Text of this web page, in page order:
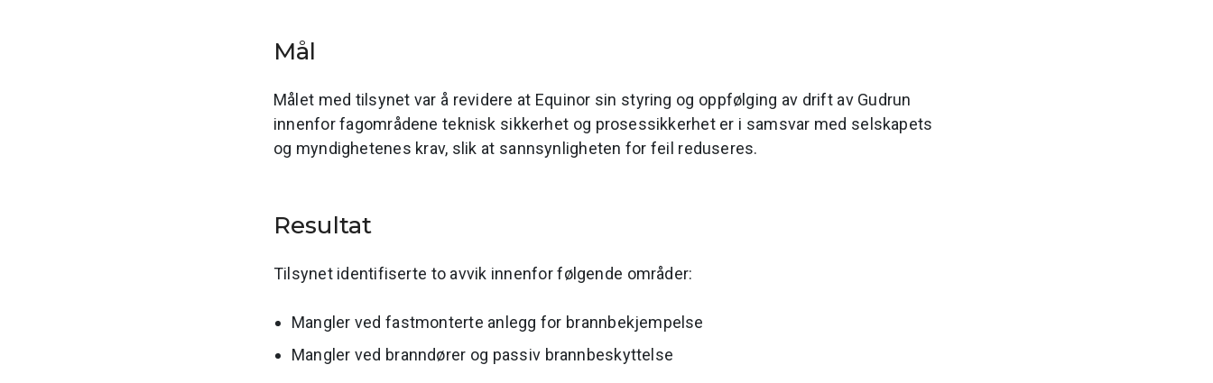
Mål
Målet med tilsynet var å revidere at Equinor sin styring og oppfølging av drift av Gudrun
innenfor fagområdene teknisk sikkerhet og prosessikkerhet er i samsvar med selskapets
og myndighetenes krav, slik at sannsynligheten for feil reduseres.
Resultat
Tilsynet identifiserte to avvik innenfor følgende områder:
Mangler ved fastmonterte anlegg for brannbekjempelse
Mangler ved branndører og passiv brannbeskyttelse